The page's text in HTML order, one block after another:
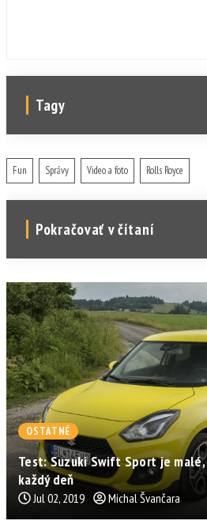
Tagy
Fun Správy Video a foto Rolls Royce
Pokračovať v čítaní
OSTATNÉ
Test: Suzuki Swift Sport je
každý deň
Jul 02, 2019 Michal Švančara